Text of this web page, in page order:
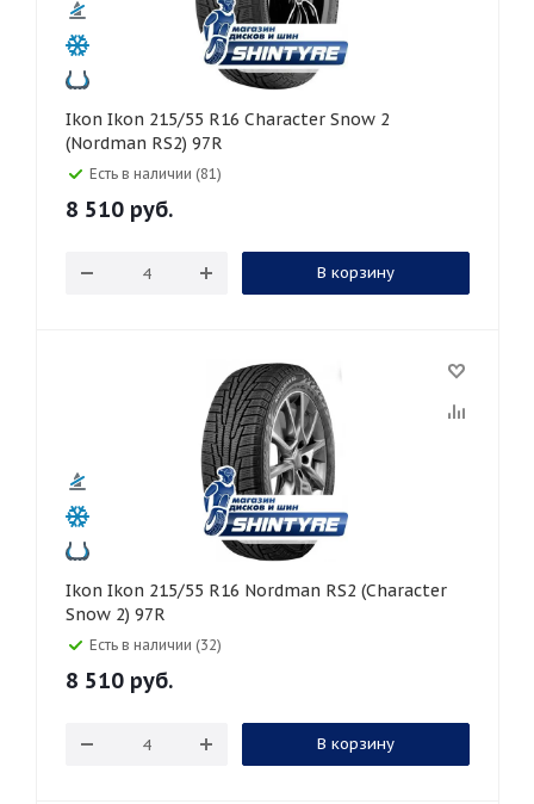
Ikon Ikon 215/55 R16 Character Snow 2
(Nordman RS2) 97R
Есть в наличии (81)
8 510 руб.
В корзину
Ikon Ikon 215/55 R16 Nordman RS2 (Character
Snow 2) 97R
Есть в наличии (32)
8 510 руб.
В корзину